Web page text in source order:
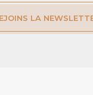
LA